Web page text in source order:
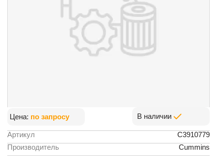
Цена: по запросу В наличии
Артикул
C3910779
Производитель
Cummins